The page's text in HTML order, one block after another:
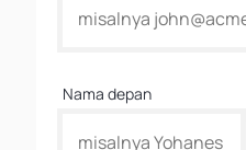
Nama depan